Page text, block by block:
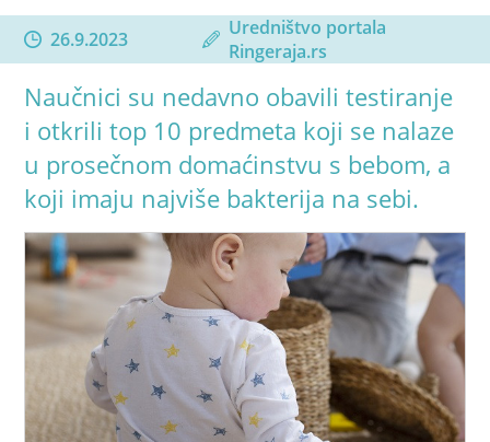
26.9.2023
Uredništvo portala
Ringeraja.rs
Naučnici su nedavno obavili testiranje
i otkrili top 10 predmeta koji se nalaze
u prosečnom domaćinstvu s bebom, a
koji imaju najviše bakterija na sebi.